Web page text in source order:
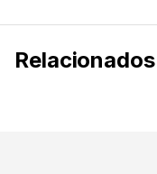
(SLP) en
Relacionados